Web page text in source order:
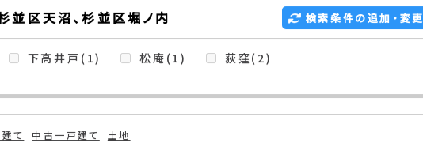
並区天沼、杉並区堀ノ内 検索条件の追加・変更
下高井戸(1) 松庵(1) 荻窪(2)
て 中古一戸建て 土地